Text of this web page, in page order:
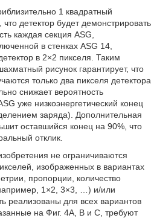
1 квадратный
детектор будет демонстрировать
каждая секция ASG,
в стенках ASG 14,
в 2×2 пикселя. Таким
рисунок гарантирует, что
только два пикселя детектора
снижает вероятность
уже низкоэнергетический конец
заряда). Дополнительная
оставшийся конец на 90%, что
отклик.
не ограничиваются
изображенных в вариантах
пропорции, количество
1×2, 3×3, …) и/или
реализованы для всех вариантов
на Фиг. 4А, В и С, требуют